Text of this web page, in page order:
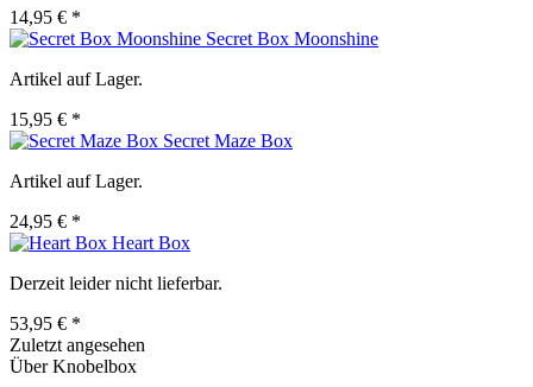
14,95 € *
Secret Box Moonshine
Artikel auf Lager.
15,95 € *
Secret Maze Box
Artikel auf Lager.
24,95 € *
Heart Box
Derzeit leider nicht lieferbar.
53,95 € *
Zuletzt angesehen
Über Knobelbox